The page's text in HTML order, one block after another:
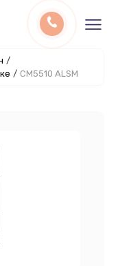
/
/ CM5510 ALSM